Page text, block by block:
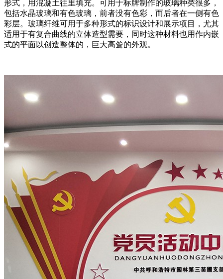
形式，用混凝土往里填充。可用于标牌制作的玻璃种类很多，
包括水晶玻璃和有色玻璃，前者没有色彩，而后者在一侧有色
彩层。玻璃纤维可用于多种形式的标识设计和展示项目，尤其
适用于有复合曲线的立体造型需要，同时这种材料也用作内嵌
式的平面以创造整体的，巨大高耸的外观。